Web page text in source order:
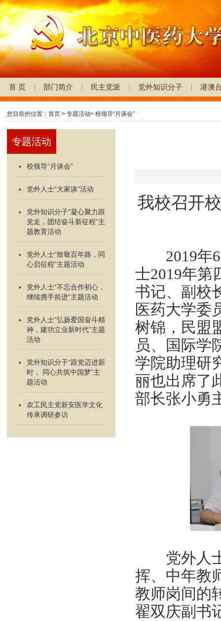
首 页 部门简介 民主党派 党外知识分子 港澳
您目前的位置： 首页 > 专题活动> 校领导“月谈会”
专题活动
校领导“月谈会”
党外人士“大家谈”活动
党外知识分子“凝心聚力跟
党走，团结奋斗新征程”主
题教育活动
党外人士“致敬百年路，同
心启征程”主题活动
党外人士“不忘合作初心，
继续携手前进”主题活动
党外人士“弘扬爱国奋斗精
神，建功立业新时代”主题
活动
党外知识分子“跟党迈进新
时， 同心共筑中国梦”主
题活动
农工民主党新安医学文化
传承调研参访
我校召开
2019年6
士2019年第
书记、副校
医药大学委
树锦，民盟
员、国际学
学院助理研
丽也出席了
部长张小勇
党外人士
挥、中年教
教师岗间的
翟双庆副书